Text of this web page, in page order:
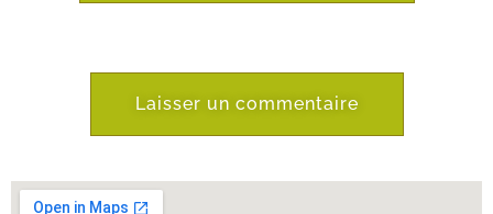
Laisser un commentaire